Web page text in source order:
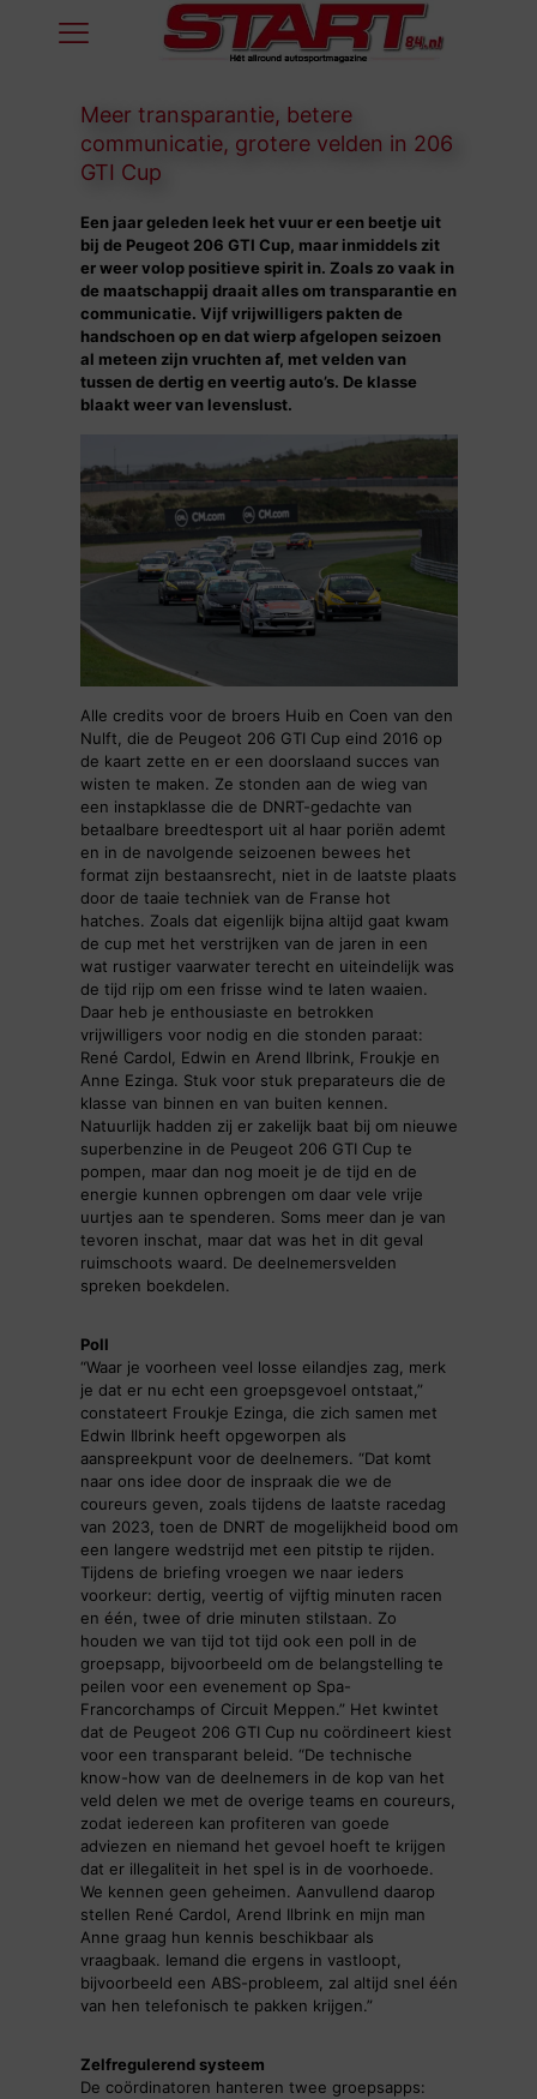
Meer transparantie, betere
communicatie, grotere velden in 206
GTI Cup
Een jaar geleden leek het vuur er een beetje uit
bij de Peugeot 206 GTI Cup, maar inmiddels zit
er weer volop positieve spirit in. Zoals zo vaak in
de maatschappij draait alles om transparantie en
communicatie. Vijf vrijwilligers pakten de
handschoen op en dat wierp afgelopen seizoen
al meteen zijn vruchten af, met velden van
tussen de dertig en veertig auto’s. De klasse
blaakt weer van levenslust.
Alle credits voor de broers Huib en Coen van den
Nulft, die de Peugeot 206 GTI Cup eind 2016 op
de kaart zette en er een doorslaand succes van
wisten te maken. Ze stonden aan de wieg van
een instapklasse die de DNRT-gedachte van
betaalbare breedtesport uit al haar poriën ademt
en in de navolgende seizoenen bewees het
format zijn bestaansrecht, niet in de laatste plaats
door de taaie techniek van de Franse hot
hatches. Zoals dat eigenlijk bijna altijd gaat kwam
de cup met het verstrijken van de jaren in een
wat rustiger vaarwater terecht en uiteindelijk was
de tijd rijp om een frisse wind te laten waaien.
Daar heb je enthousiaste en betrokken
vrijwilligers voor nodig en die stonden paraat:
René Cardol, Edwin en Arend Ilbrink, Froukje en
Anne Ezinga. Stuk voor stuk preparateurs die de
klasse van binnen en van buiten kennen.
Natuurlijk hadden zij er zakelijk baat bij om nieuwe
superbenzine in de Peugeot 206 GTI Cup te
pompen, maar dan nog moeit je de tijd en de
energie kunnen opbrengen om daar vele vrije
uurtjes aan te spenderen. Soms meer dan je van
tevoren inschat, maar dat was het in dit geval
ruimschoots waard. De deelnemersvelden
spreken boekdelen.
Poll
“Waar je voorheen veel losse eilandjes zag, merk
je dat er nu echt een groepsgevoel ontstaat,”
constateert Froukje Ezinga, die zich samen met
Edwin Ilbrink heeft opgeworpen als
aanspreekpunt voor de deelnemers. “Dat komt
naar ons idee door de inspraak die we de
coureurs geven, zoals tijdens de laatste racedag
van 2023, toen de DNRT de mogelijkheid bood om
een langere wedstrijd met een pitstip te rijden.
Tijdens de briefing vroegen we naar ieders
voorkeur: dertig, veertig of vijftig minuten racen
en één, twee of drie minuten stilstaan. Zo
houden we van tijd tot tijd ook een poll in de
groepsapp, bijvoorbeeld om de belangstelling te
peilen voor een evenement op Spa-
Francorchamps of Circuit Meppen.” Het kwintet
dat de Peugeot 206 GTI Cup nu coördineert kiest
voor een transparant beleid. “De technische
know-how van de deelnemers in de kop van het
veld delen we met de overige teams en coureurs,
zodat iedereen kan profiteren van goede
adviezen en niemand het gevoel hoeft te krijgen
dat er illegaliteit in het spel is in de voorhoede.
We kennen geen geheimen. Aanvullend daarop
stellen René Cardol, Arend Ilbrink en mijn man
Anne graag hun kennis beschikbaar als
vraagbaak. Iemand die ergens in vastloopt,
bijvoorbeeld een ABS-probleem, zal altijd snel één
van hen telefonisch te pakken krijgen.”
Zelfregulerend systeem
De coördinatoren hanteren twee groepsapps: